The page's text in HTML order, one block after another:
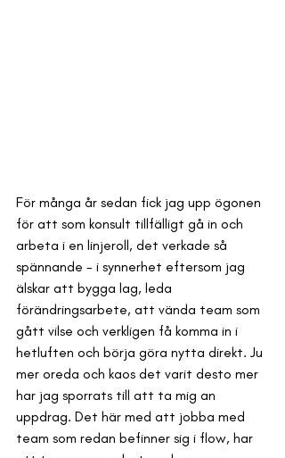
För många år sedan fick jag upp ögonen
för att som konsult tillfälligt gå in och
arbeta i en linjeroll, det verkade så
spännande - i synnerhet eftersom jag
älskar att bygga lag, leda
förändringsarbete, att vända team som
gått vilse och verkligen få komma in i
hetluften och börja göra nytta direkt. Ju
mer oreda och kaos det varit desto mer
har jag sporrats till att ta mig an
uppdrag. Det här med att jobba med
team som redan befinner sig i flow, har